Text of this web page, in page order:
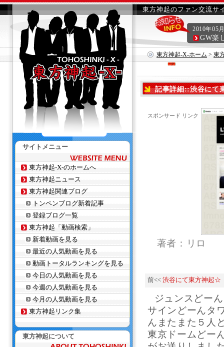
東方神起のファン交流サ
東方神起-X-ホーム > 東
2010年05
GW楽
記事詳細::渋谷にて
スポンサード リンク
著者：リロ
前<< 渋谷にて東方神起☆
ジュンスどー
サインどーんタ
んまたまた５人
東京ドームどー
サイトメニュー
東方神起-X-のホームへ
東方神起ニュース
東方神起関連ブログ
トンペンブログ新着記事
登録ブログ一覧
東方神起「動画検索」
新着動画を見る
最近の人気動画を見る
動画トータルランキングを見る
今日の人気動画を見る
今週の人気動画を見る
今月の人気動画を見る
東方神起リンク集
東方神起について